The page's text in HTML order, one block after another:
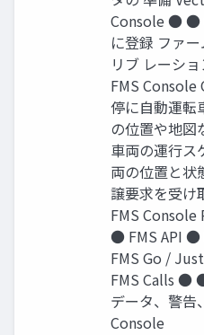
Console ● ●
に登録 ファ
リブ レーシ
FMS Console
停に自動運
の位置や地
車両の運行
両の位置と
譲要求を受
FMS
● FMS API ●
FMS Go /
FMS Calls ●
データ、警告
Console